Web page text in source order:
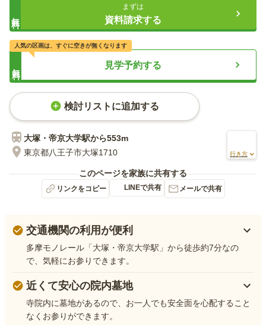
まずは
資料請求する
見学予約する
人気の区画は、すぐに空きが無くなります
検討リストに追加する
大塚・帝京大学駅から553m
東京都八王子市大塚1710
行き方
このページを家族に共有する
リンクをコピー LINEで共有 メールで共有
交通機関の利用が便利
多摩モノレール「大塚・帝京大学駅」から徒歩約7分なの
で、気軽にお参りできます。
近くて安心の院内墓地
寺院内に墓地があるので、お一人でも安全面を心配すること
なくお参りができます。